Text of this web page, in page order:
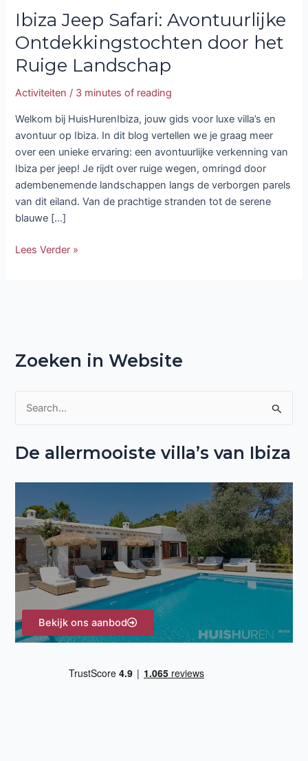
Ibiza Jeep Safari: Avontuurlijke
Ontdekkingstochten door het
Ruige Landschap
Activiteiten / 3 minutes of reading
Welkom bij HuisHurenIbiza, jouw gids voor luxe villa’s en
avontuur op Ibiza. In dit blog vertellen we je graag meer
over een unieke ervaring: een avontuurlijke verkenning van
Ibiza per jeep! Je rijdt over ruige wegen, omringd door
adembenemende landschappen langs de verborgen parels
van dit eiland. Van de prachtige stranden tot de serene
blauwe […]
Lees Verder »
Zoeken in Website
e
a
r
:
De allermooiste villa’s van Ibiza
Bekijk ons aanbod